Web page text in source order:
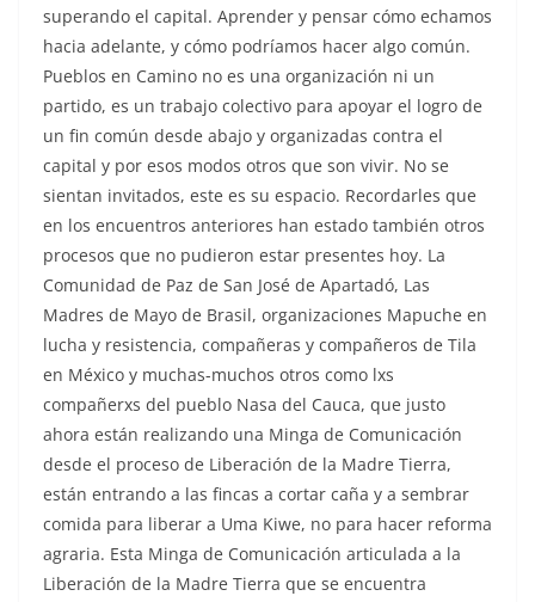
superando el capital. Aprender y pensar cómo echamos
hacia adelante, y cómo podríamos hacer algo común.
Pueblos en Camino no es una organización ni un
partido, es un trabajo colectivo para apoyar el logro de
un fin común desde abajo y organizadas contra el
capital y por esos modos otros que son vivir. No se
sientan invitados, este es su espacio. Recordarles que
en los encuentros anteriores han estado también otros
procesos que no pudieron estar presentes hoy. La
Comunidad de Paz de San José de Apartadó, Las
Madres de Mayo de Brasil, organizaciones Mapuche en
lucha y resistencia, compañeras y compañeros de Tila
en México y muchas-muchos otros como lxs
compañerxs del pueblo Nasa del Cauca, que justo
ahora están realizando una Minga de Comunicación
desde el proceso de Liberación de la Madre Tierra,
están entrando a las fincas a cortar caña y a sembrar
comida para liberar a Uma Kiwe, no para hacer reforma
agraria. Esta Minga de Comunicación articulada a la
Liberación de la Madre Tierra que se encuentra